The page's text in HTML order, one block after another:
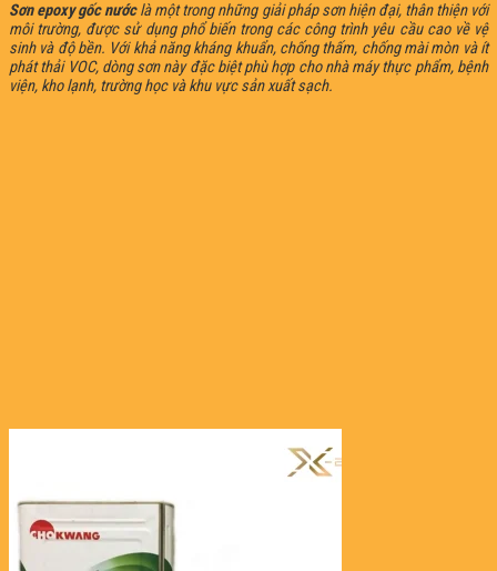
Sơn epoxy gốc nướclà một trong những giải pháp sơn hiện đại, thân thiện với
môi trường, được sử dụng phổ biến trong các công trình yêu cầu cao về vệ
sinh và độ bền. Với khả năng kháng khuẩn, chống thấm, chống mài mòn và ít
phát thải VOC, dòng sơn này đặc biệt phù hợp cho nhà máy thực phẩm, bệnh
viện, kho lạnh, trường học và khu vực sản xuất sạch.